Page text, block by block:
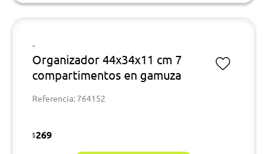
-
Organizador 44x34x11 cm 7
compartimentos en gamuza
Referencia: 764152
$269